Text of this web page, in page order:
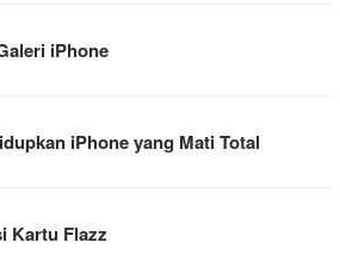
iPhone
iPhone yang Mati Total
Kartu Flazz